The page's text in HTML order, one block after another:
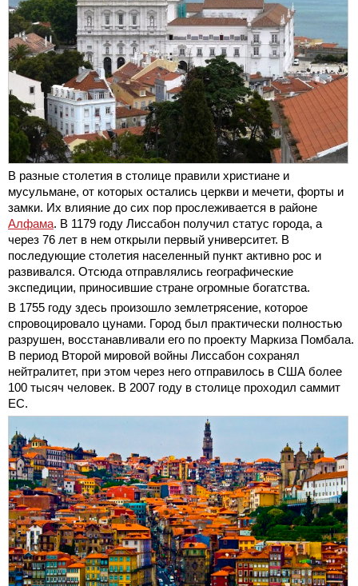
В разные столетия в столице правили христиане и
мусульмане, от которых остались церкви и мечети, форты и
замки. Их влияние до сих пор прослеживается в районе
Алфама. В 1179 году Лиссабон получил статус города, а
через 76 лет в нем открыли первый университет. В
последующие столетия населенный пункт активно рос и
развивался. Отсюда отправлялись географические
экспедиции, приносившие стране огромные богатства.
В 1755 году здесь произошло землетрясение, которое
спровоцировало цунами. Город был практически полностью
разрушен, восстанавливали его по проекту Маркиза Помбала.
В период Второй мировой войны Лиссабон сохранял
нейтралитет, при этом через него отправилось в США более
100 тысяч человек. В 2007 году в столице проходил саммит
ЕС.